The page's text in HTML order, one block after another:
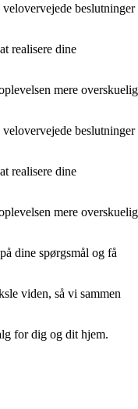
beslutninger
realisere dine
mere overskuelig
beslutninger
realisere dine
mere overskuelig
dine spørgsmål og få
viden, så vi sammen
for dig og dit hjem.